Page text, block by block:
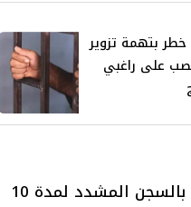
بتهمة تزوير
على راغبي
في البداية، أصدرت محكمة جنايات القاهرة حكماً غيابياً بالسجن المشدد لمدة 10